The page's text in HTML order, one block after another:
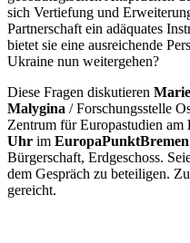
sich Vertiefung und
Partnerschaft ein adäquates
bietet sie eine ausreichende
Ukraine nun weitergehen?
Diese Fragen diskutieren
Malygina / Forschungsstelle
Zentrum für Europastudien am
Uhr im EuropaPunktBremen
Bürgerschaft, Erdgeschoss.
dem Gespräch zu beteiligen.
gereicht.